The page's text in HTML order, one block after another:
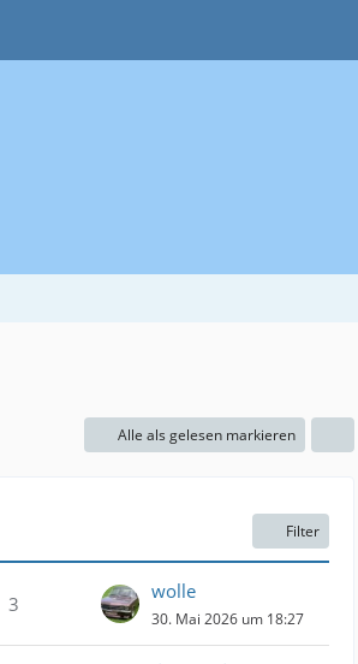
Alle als gelesen markieren
Filter
3
wolle
30. Mai 2026 um 18:27